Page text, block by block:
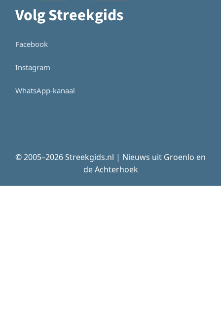
Volg Streekgids
Facebook
Instagram
WhatsApp-kanaal
© 2005–2026 Streekgids.nl | Nieuws uit Groenlo en
de Achterhoek